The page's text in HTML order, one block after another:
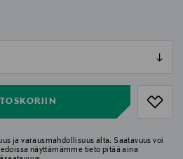
ja varausmahdollisuus alta. Saatavuus voi
näyttämämme tieto pitää aina